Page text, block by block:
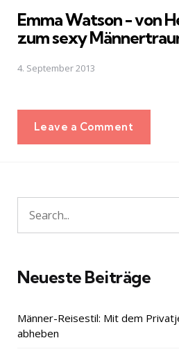
Emma Watson - von
zum sexy
4. September 2013
Leave a Comment
Search
for:
Neueste Beiträge
Männer-Reisestil: Mit dem
abheben